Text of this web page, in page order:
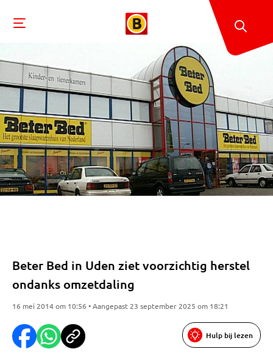
Beter Bed in Uden ziet voorzichtig herstel
ondanks omzetdaling
16 mei 2014 om 10:56 • Aangepast 23 september 2025 om 18:21
Hulp bij lezen